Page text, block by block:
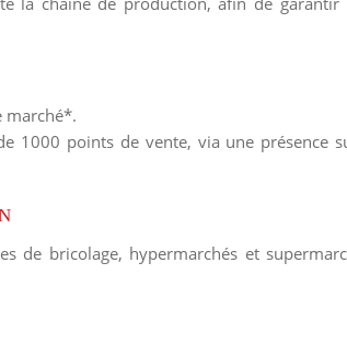
marché*.
1000 points de vente, via une présence
de bricolage, hypermarchés et